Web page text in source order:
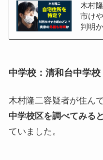
木村
市け
判明か
中学校：清和台中学校
木村隆二容疑者が住ん
中学校区を調べてみる
ていました。